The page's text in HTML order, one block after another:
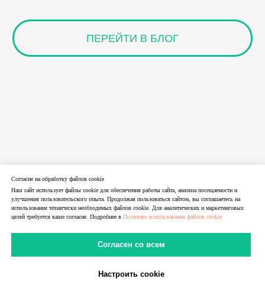
BotLab — обзор сервиса распознавания капчи |
LTE.Center
Обзор BotLab: сервис распознавания капчи, уровень
Согласие на обработку файлов cookie
Наш сайт использует файлы cookie для обеспечения работы сайта, анализа посещаемости и
улучшения пользовательского опыта. Продолжая пользоваться сайтом, вы соглашаетесь на
использование технически необходимых файлов cookie. Для аналитических и маркетинговых
целей требуется ваше согласие. Подробнее в Политике использования файлов cookie
Согласен со всем
Настроить cookie